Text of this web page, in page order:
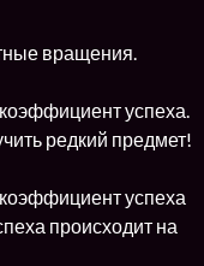
вращения.
успеха.
редкий предмет!
успеха
происходит на